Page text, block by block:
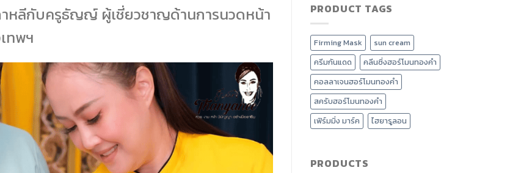
าหลีกับครูธัญญ์ ผู้เชี่ยวชาญด้านการนวดหน้า
ทพฯ
อย่างไร
?
ต้อง
มี
นวด
ศรีษะ
บำบัด
คลื่น
PRODUCT TAGS
Firming Mask
sun cream
ครีมกันแดด
คลีนซิ่งฮอร์โมนทองคำ
คอลลาเจนฮอร์โมนทองคำ
สครับฮอร์โมนทองคำ
เฟิร์มมิ่ง มาร์ค
ไฮยารูลอน
PRODUCTS